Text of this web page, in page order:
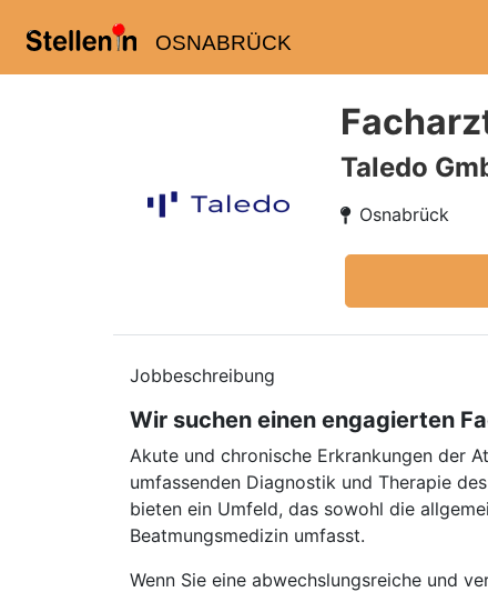
OSNABRÜCK
Taledo
Osnabrück
Jobbeschreibung
Wir suchen einen engagierten
Akute und chronische Erkrankungen der
umfassenden Diagnostik und Therapie
bieten ein Umfeld, das sowohl die
Beatmungsmedizin umfasst.
Wenn Sie eine abwechslungsreiche und